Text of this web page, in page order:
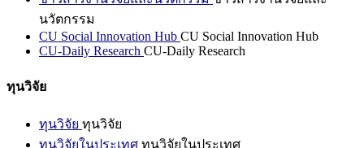
นวัตกรรม
CU Social Innovation Hub CU Social Innovation Hub
CU-Daily Research CU-Daily Research
ทุนวิจัย
ทุนวิจัย ทุนวิจัย
ทุนวิจัยในประเทศ ทุนวิจัยในประเทศ